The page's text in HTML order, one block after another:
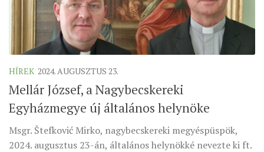
HÍREK 2024. AUGUSZTUS 23.
Mellár József, a Nagybecskereki
Egyházmegye új általános helynöke
Msgr. Štefković Mirko, nagybecskereki megyéspüspök,
2024. augusztus 23-án, általános helynökké nevezte ki ft.